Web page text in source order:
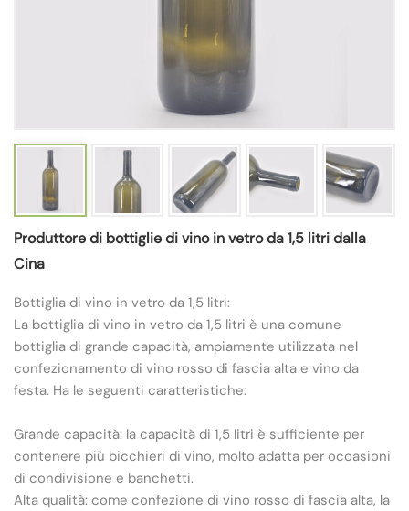
Produttore di bottiglie di vino in vetro da 1,5 litri dalla
Cina
Bottiglia di vino in vetro da 1,5 litri:
La bottiglia di vino in vetro da 1,5 litri è una comune
bottiglia di grande capacità, ampiamente utilizzata nel
confezionamento di vino rosso di fascia alta e vino da
festa. Ha le seguenti caratteristiche:
Grande capacità: la capacità di 1,5 litri è sufficiente per
contenere più bicchieri di vino, molto adatta per occasioni
di condivisione e banchetti.
Alta qualità: come confezione di vino rosso di fascia alta, la